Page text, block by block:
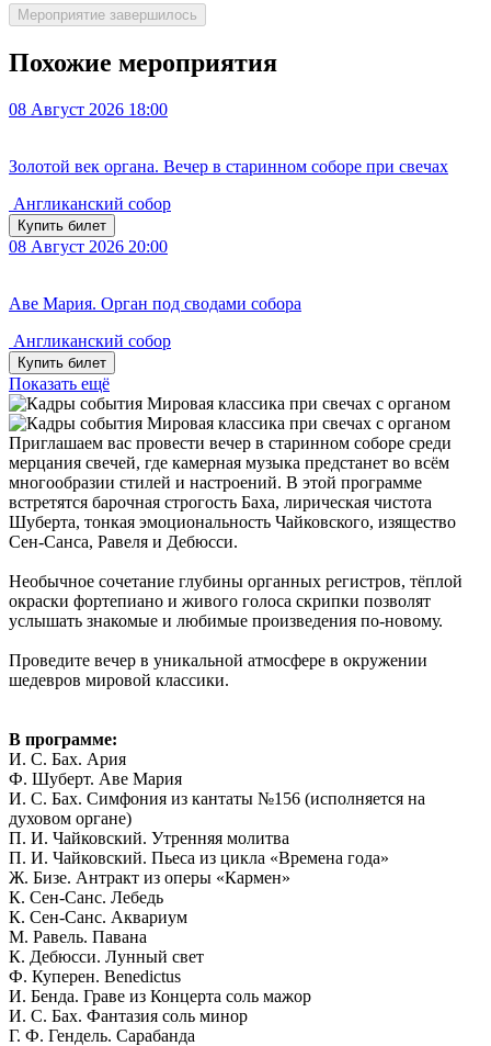
Мероприятие завершилось
Похожие мероприятия
08 Август 2026 18:00
Золотой век органа. Вечер в старинном соборе при свечах
Англиканский собор
Купить билет
08 Август 2026 20:00
Аве Мария. Орган под сводами собора
Англиканский собор
Купить билет
Показать ещё
Приглашаем вас провести вечер в старинном соборе среди
мерцания свечей, где камерная музыка предстанет во всём
многообразии стилей и настроений. В этой программе
встретятся барочная строгость Баха, лирическая чистота
Шуберта, тонкая эмоциональность Чайковского, изящество
Сен-Санса, Равеля и Дебюсси.
Необычное сочетание глубины органных регистров, тёплой
окраски фортепиано и живого голоса скрипки позволят
услышать знакомые и любимые произведения по-новому.
Проведите вечер в уникальной атмосфере в окружении
шедевров мировой классики.
В программе:
И. С. Бах. Ария
Ф. Шуберт. Аве Мария
И. С. Бах. Симфония из кантаты №156 (исполняется на
духовом органе)
П. И. Чайковский. Утренняя молитва
П. И. Чайковский. Пьеса из цикла «Времена года»
Ж. Бизе. Антракт из оперы «Кармен»
К. Сен-Санс. Лебедь
К. Сен-Санс. Аквариум
М. Равель. Павана
К. Дебюсси. Лунный свет
Ф. Куперен. Benedictus
И. Бенда. Граве из Концерта соль мажор
И. С. Бах. Фантазия соль минор
Г. Ф. Гендель. Сарабанда